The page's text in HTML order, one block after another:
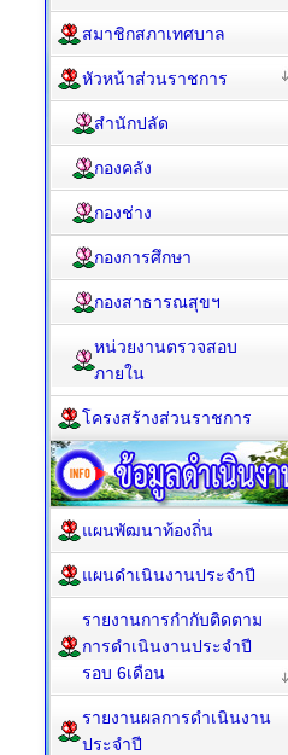
สมาชิกสภาเทศบาล
หัวหน้าส่วนราชการ
สำนักปลัด
กองคลัง
กองช่าง
กองการศึกษา
กองสาธารณสุขฯ
หน่วยงานตรวจสอบ
ภายใน
โครงสร้างส่วนราชการ
แผนพัฒนาท้องถิ่น
แผนดำเนินงานประจำปี
รายงานการกำกับติดตาม
การดำเนินงานประจำปี
รอบ 6เดือน
รายงานผลการดำเนินงาน
ประจำปี